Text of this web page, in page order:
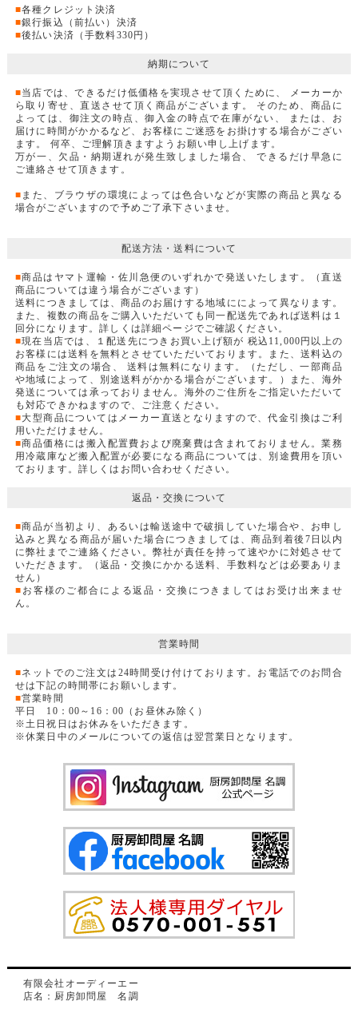
■各種クレジット決済
■銀行振込（前払い）決済
■後払い決済（手数料330円）
納期について
■当店では、できるだけ低価格を実現させて頂くために、 メーカーか
ら取り寄せ、直送させて頂く商品がございます。 そのため、商品に
よっては、御注文の時点、御入金の時点で在庫がない、 または、お
届けに時間がかかるなど、お客様にご迷惑をお掛けする場合がござい
ます。 何卒、ご理解頂きますようお願い申し上げます。
万が一、欠品・納期遅れが発生致しました場合、 できるだけ早急に
ご連絡させて頂きます。
■ また、ブラウザの環境によっては色合いなどが実際の商品と異なる
場合がございますので予めご了承下さいませ。
配送方法・送料について
■商品はヤマト運輸・佐川急便のいずれかで発送いたします。（直送
商品については違う場合がございます）
送料につきましては、商品のお届けする地域にによって異なります。
また、複数の商品をご購入いただいても同一配送先であれば送料は１
回分になります。詳しくは詳細ページでご確認ください。
■現在当店では、１配送先につきお買い上げ額が 税込11,000円以上の
お客様には送料を無料とさせていただいております。また、送料込の
商品をご注文の場合、 送料は無料になります。（ただし、一部商品
や地域によって、別途送料がかかる場合がございます。）また、海外
発送については承っておりません。海外のご住所をご指定いただいて
も対応できかねますので、ご注意ください。
■大型商品についてはメーカー直送となりますので、代金引換はご利
用いただけません。
■商品価格には搬入配置費および廃棄費は含まれておりません。業務
用冷蔵庫など搬入配置が必要になる商品については、別途費用を頂い
ております。詳しくはお問い合わせください。
返品・交換について
■商品が当初より、あるいは輸送途中で破損していた場合や、お申し
込みと異なる商品が届いた場合につきましては、商品到着後7日以内
に弊社までご連絡ください。弊社が責任を持って速やかに対処させて
いただきます。（返品・交換にかかる送料、手数料などは必要ありま
せん）
■ お客様のご都合による返品・交換につきましてはお受け出来ませ
ん。
営業時間
■ネットでのご注文は24時間受け付けております。お電話でのお問合
せは下記の時間帯にお願いします。
■営業時間
平日 10：00～16：00（お昼休み除く）
※土日祝日はお休みをいただきます。
※休業日中のメールについての返信は翌営業日となります。
有限会社オーディーエー
店名：厨房卸問屋 名調